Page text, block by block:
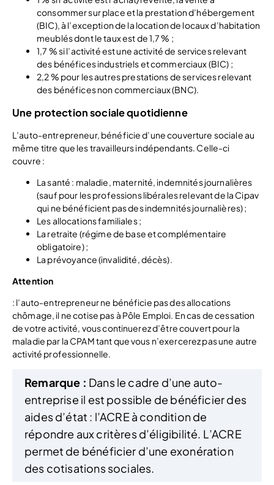
consommer sur place et la prestation d’hébergement
(BIC), à l’exception de la location de locaux d’habitation
meublés dont le taux est de 1,7 % ;
1,7 % si l’activité est une activité de services relevant
des bénéfices industriels et commerciaux (BIC) ;
2,2 % pour les autres prestations de services relevant
des bénéfices non commerciaux (BNC).
Une protection sociale quotidienne
L’auto-entrepreneur, bénéficie d’une couverture sociale au
même titre que les travailleurs indépendants. Celle-ci
couvre :
La santé : maladie, maternité, indemnités journalières
(sauf pour les professions libérales relevant de la Cipav
qui ne bénéficient pas des indemnités journalières) ;
Les allocations familiales ;
La retraite (régime de base et complémentaire
obligatoire) ;
La prévoyance (invalidité, décès).
Attention
: l’auto-entrepreneur ne bénéficie pas des allocations
chômage, il ne cotise pas à Pôle Emploi. En cas de cessation
de votre activité, vous continuerez d’être couvert pour la
maladie par la CPAM tant que vous n’exercerez pas une autre
activité professionnelle.
Remarque : Dans le cadre d’une auto-
entreprise il est possible de bénéficier des
aides d’état : l’ACRE à condition de
répondre aux critères d’éligibilité. L’ACRE
permet de bénéficier d’une exonération
des cotisations sociales.